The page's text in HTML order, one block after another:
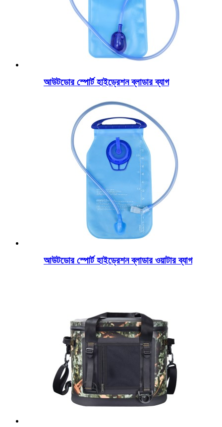
আউটডোর স্পোর্ট হাইড্রেশন ব্লাডার ব্যাগ
আউটডোর স্পোর্ট হাইড্রেশন ব্লাডার ওয়াটার ব্যাগ